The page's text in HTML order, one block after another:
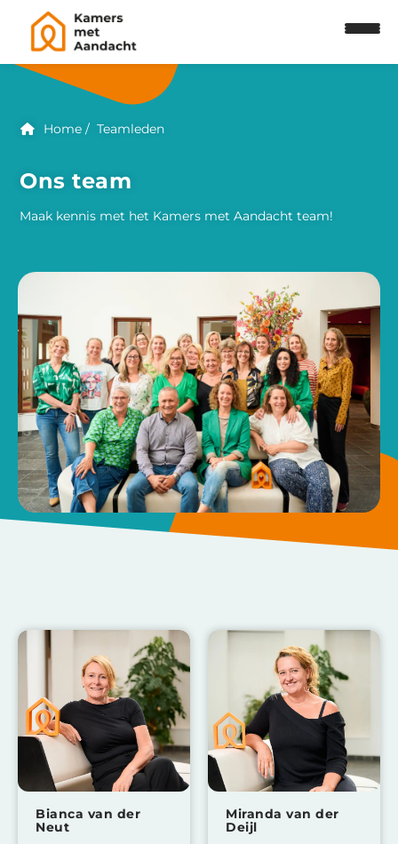
Home Teamleden
Ons team
Maak kennis met het Kamers met Aandacht team!
Bianca van der
Neut
Miranda van der
Deijl